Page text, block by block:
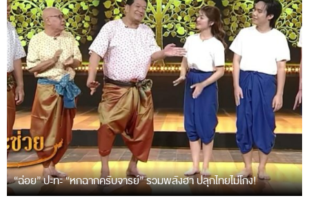
“ฉ่อย” ปะทะ “หกฉากครับจารย์” รวมพลังฮา ปลุกไทยไม่โกง!